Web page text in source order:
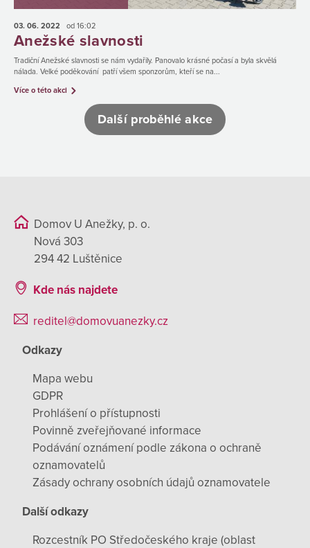
03. 06. 2022 od 16:02
Anežské slavnosti
Tradiční Anežské slavnosti se nám vydařily. Panovalo krásné počasí a byla skvělá
nálada. Velké poděkování patří všem sponzorům, kteří se na...
Více o této akci
Další proběhlé akce
Domov U Anežky, p. o.
Nová 303
294 42 Luštěnice
Kde nás najdete
reditel@domovuanezky.cz
Odkazy
Mapa webu
GDPR
Prohlášení o přístupnosti
Povinně zveřejňované informace
Podávání oznámení podle zákona o ochraně
oznamovatelů
Zásady ochrany osobních údajů oznamovatele
Další odkazy
Rozcestník PO Středočeského kraje (oblast